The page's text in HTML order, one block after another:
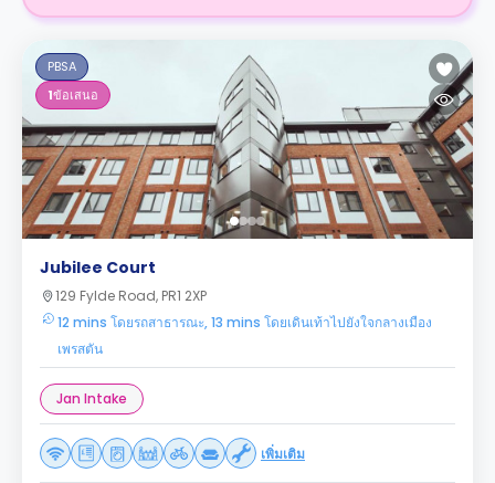
PBSA
1ข้อเสนอ
Jubilee Court
129 Fylde Road, PR1 2XP
12 mins โดยรถสาธารณะ, 13 mins โดยเดินเท้าไปยังใจกลางเมือง
เพรสตัน
Jan Intake
เพิ่มเติม